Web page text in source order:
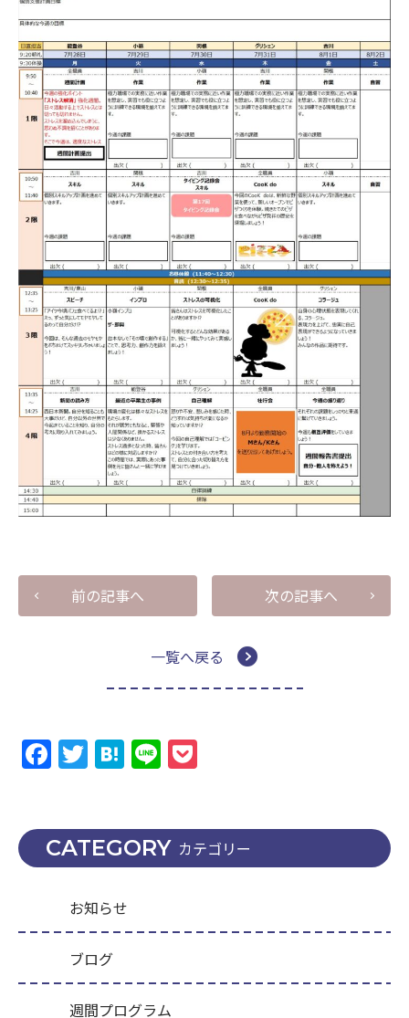
前の記事へ 次の記事へ
一覧へ戻る
Facebook
Twitter
Hatena
Line
CATEGORY カテゴリー
お知らせ
ブログ
週間プログラム